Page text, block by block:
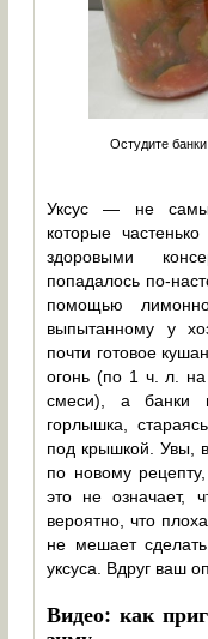
Остудите
Уксус — не
которые
здоровыми
попадалось по-
помощью
выпытанному у
почти готовое
огонь (по 1 ч. л.
смеси), а банки
горлышка,
под крышкой. Увы,
по новому
это не означает,
вероятно, что
не мешает
уксуса. Вдруг ваш
Видео: как